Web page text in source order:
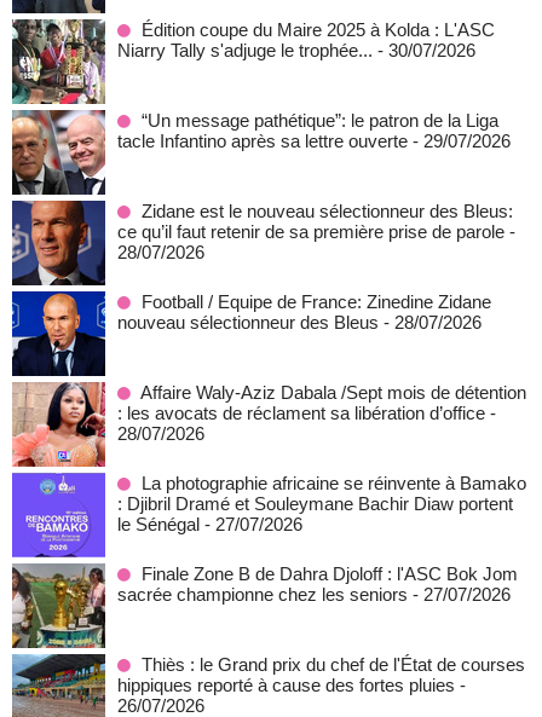
Édition coupe du Maire 2025 à Kolda : L'ASC
Niarry Tally s'adjuge le trophée... - 30/07/2026
“Un message pathétique”: le patron de la Liga
tacle Infantino après sa lettre ouverte - 29/07/2026
Zidane est le nouveau sélectionneur des Bleus:
ce qu’il faut retenir de sa première prise de parole -
28/07/2026
Football / Equipe de France: Zinedine Zidane
nouveau sélectionneur des Bleus - 28/07/2026
Affaire Waly-Aziz Dabala /Sept mois de détention
: les avocats de réclament sa libération d’office -
28/07/2026
La photographie africaine se réinvente à Bamako
: Djibril Dramé et Souleymane Bachir Diaw portent
le Sénégal - 27/07/2026
Finale Zone B de Dahra Djoloff : l'ASC Bok Jom
sacrée championne chez les seniors - 27/07/2026
Thiès : le Grand prix du chef de l'État de courses
hippiques reporté à cause des fortes pluies -
26/07/2026